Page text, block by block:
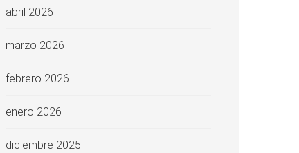
abril 2026
marzo 2026
febrero 2026
enero 2026
diciembre 2025